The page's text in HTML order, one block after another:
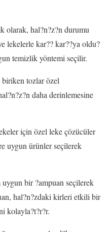
olarak, hal?n?z?n durumu
lekelerle kar?? kar??ya oldu?
temizlik yöntemi seçilir.
biriken tozlar özel
daha derinlemesine
için özel leke çözücüler
uygun ürünler seçilerek
uygun bir ?ampuan seçilerek
hal?n?zdaki kirleri etkili bir
kolayla?t?r?r.